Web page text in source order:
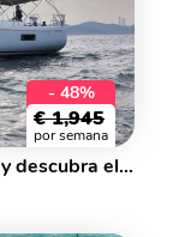
- 48%
€ 1,945
por semana
Alquile un barco en Biograd, Croacia y descubra el alquiler de yates para hasta 10 personas.